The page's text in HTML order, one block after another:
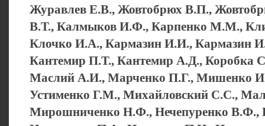
Журавлев Е.В., Жовтобрюх В.П.,
В.Т., Калмыков И.Ф., Карпенко М.М.,
Клочко И.А., Кармазин И.И., Кармазин
Кантемир П.Т., Кантемир А.Д., Коробка
Маслий А.И., Марченко П.Г., Мишенко
Устименко Г.М., Михайловский С.С.,
Мирошниченко Н.Ф., Нечепуренко В.Ф.,